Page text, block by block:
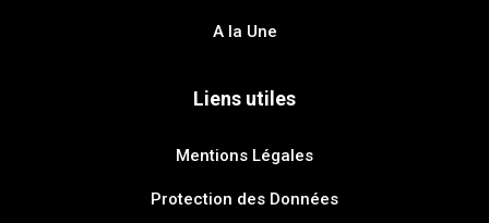
A la Une
Liens utiles
Mentions Légales
Protection des Données